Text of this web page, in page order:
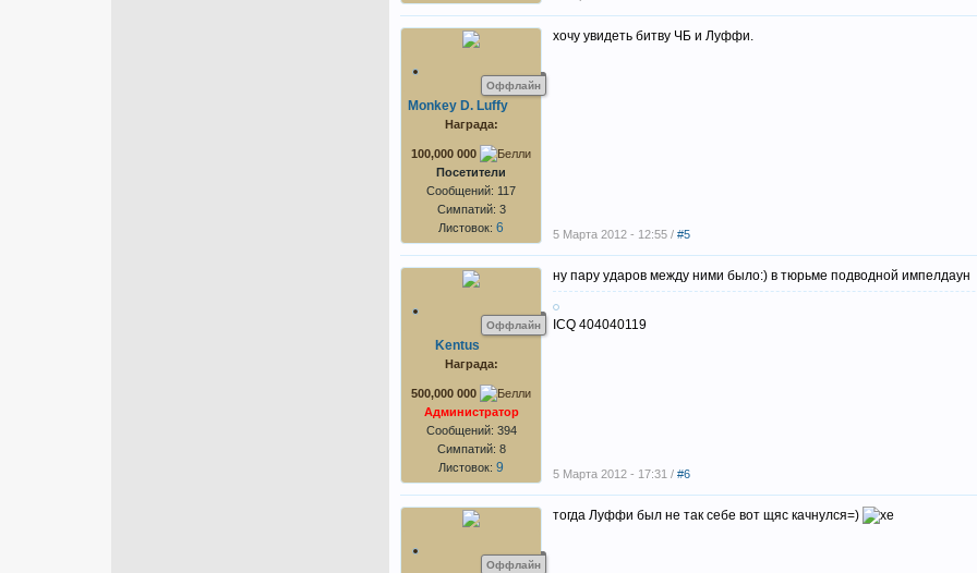
Оффлайн
Monkey D. Luffy
Награда:
100,000 000
Посетители
Сообщений: 117
Симпатий: 3
Листовок: 6
хочу увидеть битву ЧБ и Луффи.
5 Марта 2012 - 12:55 / #5
Оффлайн
Kentus
Награда:
500,000 000
Администратор
Сообщений: 394
Симпатий: 8
Листовок: 9
ну пару ударов между ними было:) в тюрьме подводной импелдаун
ICQ 404040119
5 Марта 2012 - 17:31 / #6
Оффлайн
тогда Луффи был не так себе вот щяс качнулся=)